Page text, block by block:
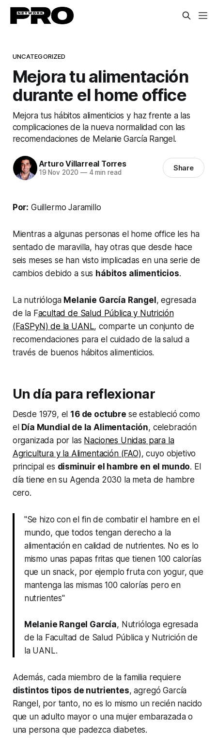
UNCATEGORIZED
Mejora tu alimentación
durante el home office
Mejora tus hábitos alimenticios y haz frente a las
complicaciones de la nueva normalidad con las
recomendaciones de Melanie García Rangel.
Arturo Villarreal Torres
19 Nov 2020 —4 min read Share
Por: Guillermo Jaramillo
Mientras a algunas personas el home office les ha
sentado de maravilla, hay otras que desde hace
seis meses se han visto implicadas en una serie de
cambios debido a sus hábitos alimenticios.
La nutrióloga Melanie García Rangel, egresada
de la Facultad de Salud Pública y Nutrición
(FaSPyN) de la UANL, comparte un conjunto de
recomendaciones para el cuidado de la salud a
través de buenos hábitos alimenticios.
Un día para reflexionar
Desde 1979, el 16 de octubre se estableció como
el Día Mundial de la Alimentación, celebración
organizada por las Naciones Unidas para la
Agricultura y la Alimentación (FAO), cuyo objetivo
principal es disminuir el hambre en el mundo. El
día tiene en su Agenda 2030 la meta de hambre
cero.
"Se hizo con el fin de combatir el hambre en el
mundo, que todos tengan derecho a la
alimentación en calidad de nutrientes. No es lo
mismo unas papas fritas que tienen 100 calorías
que un snack, por ejemplo fruta con yogur, que
mantenga las mismas 100 calorías pero en
nutrientes"
Melanie Rangel García, Nutrióloga egresada
de la Facultad de Salud Pública y Nutrición de
la UANL.
Además, cada miembro de la familia requiere
distintos tipos de nutrientes, agregó García
Rangel, por tanto, no es lo mismo un recién nacido
que un adulto mayor o una mujer embarazada o
una persona que padezca diabetes.